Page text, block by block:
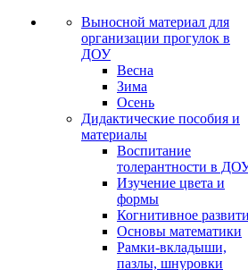
Выносной материал для
организации прогулок в
ДОУ
Весна
Зима
Осень
Дидактические пособия и
материалы
Воспитание
толерантности в
Изучение цвета и
формы
Когнитивное
Основы математики
Рамки-вкладыши,
пазлы, шнуровки